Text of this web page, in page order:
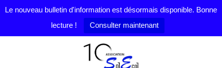
Le nouveau bulletin d'information est désormais disponible. Bonne
lecture !
Consulter maintenant